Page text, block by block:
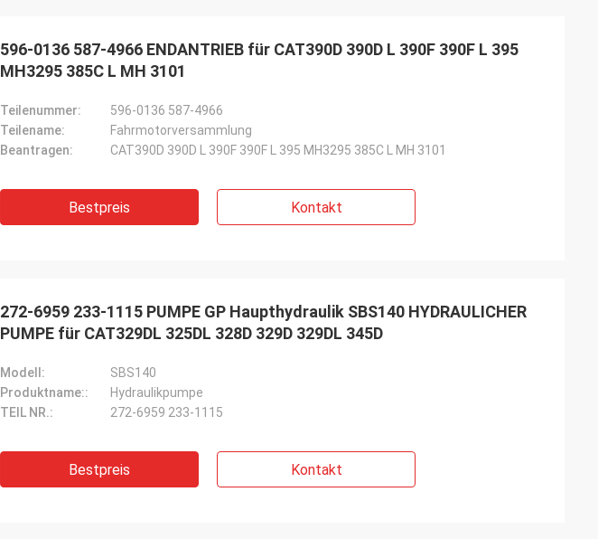
596-0136 587-4966 ENDANTRIEB für CAT390D 390D L 390F 390F L 395
MH3295 385C L MH 3101
Teilenummer:
596-0136 587-4966
Teilename:
Fahrmotorversammlung
Beantragen:
CAT390D 390D L 390F 390F L 395 MH3295 385C L MH 3101
Bestpreis Kontakt
272-6959 233-1115 PUMPE GP Haupthydraulik SBS140 HYDRAULICHER
PUMPE für CAT329DL 325DL 328D 329D 329DL 345D
Modell:
SBS140
Produktname::
Hydraulikpumpe
TEIL NR.:
272-6959 233-1115
Bestpreis Kontakt